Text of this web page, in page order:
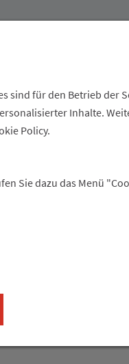
sind für den Betrieb der
Inhalte.
Policy.
Sie dazu das Menü